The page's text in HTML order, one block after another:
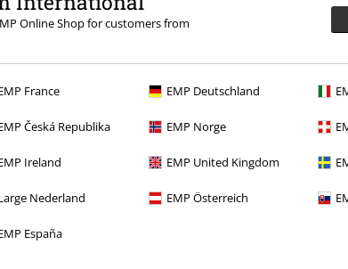
Online Shop for customers from
France EMP Deutschland
Česká Republika EMP Norge
Ireland EMP United Kingdom
Nederland EMP Österreich
España
EMP-gavekort